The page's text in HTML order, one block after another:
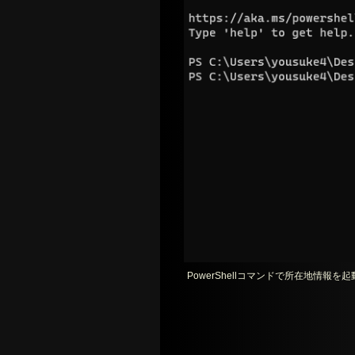
PowerShellコマンドで所在地情報を起